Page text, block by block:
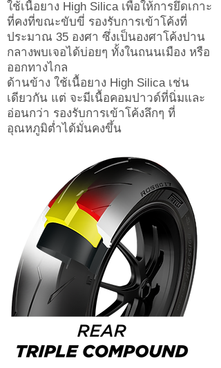
ใช้เนื้อยาง High Silica เพื่อให้การยึดเกาะ
ที่คงที่ขณะขับขี่ รองรับการเข้าโค้งที่
ประมาณ 35 องศา ซึ่งเป็นองศาโค้งปาน
กลางพบเจอได้บ่อยๆ ทั้งในถนนเมือง หรือ
ออกทางไกล
ด้านข้าง ใช้เนื้อยาง High Silica เช่น
เดียวกัน แต่ จะมีเนื้อคอมปาวด์ที่นิ่มและ
อ่อนกว่า รองรับการเข้าโค้งลึกๆ ที่
อุณหภูมิต่ำได้มั่นคงขึ้น